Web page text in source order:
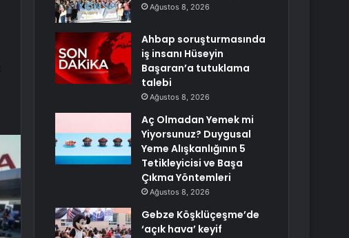
Ağustos 8, 2026
Ahbap soruşturmasında
iş insanı Hüseyin
Başaran’a tutuklama
talebi
Ağustos 8, 2026
Aç Olmadan Yemek mi
Yiyorsunuz? Duygusal
Yeme Alışkanlığının 5
Tetikleyicisi ve Başa
Çıkma Yöntemleri
Ağustos 8, 2026
Gebze Köşklüçeşme’de
‘açık hava’ keyif